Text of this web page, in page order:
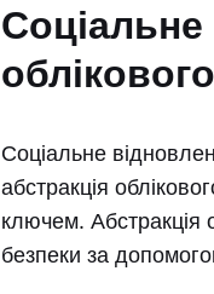
Соціальне
Соціальне
абстракція
ключем. Абстракція
безпеки за